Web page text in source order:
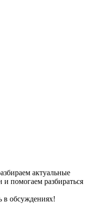
актуальные
помогаем разбираться
в обсуждениях!